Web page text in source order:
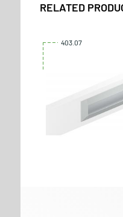
RELATED
403.07